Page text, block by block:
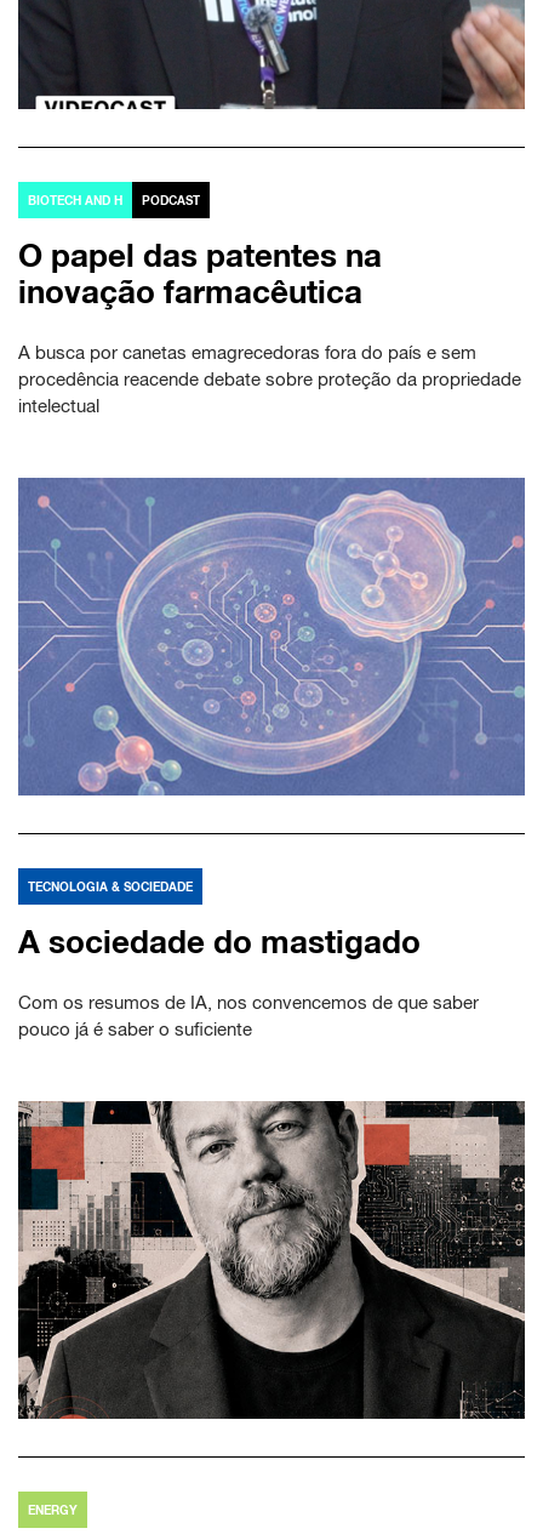
BIOTECH AND H PODCAST
O papel das patentes na
inovação farmacêutica
A busca por canetas emagrecedoras fora do país e sem
procedência reacende debate sobre proteção da propriedade
intelectual
TECNOLOGIA & SOCIEDADE
A sociedade do mastigado
Com os resumos de IA, nos convencemos de que saber
pouco já é saber o suficiente
ENERGY